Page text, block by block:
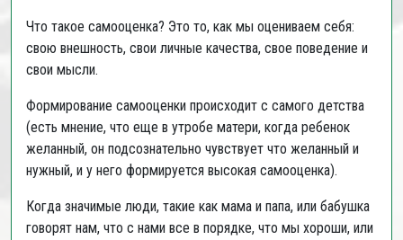
Что такое самооценка? Это то, как мы оцениваем себя:
свою внешность, свои личные качества, свое поведение и
свои мысли.
Формирование самооценки происходит с самого детства
(есть мнение, что еще в утробе матери, когда ребенок
желанный, он подсознательно чувствует что желанный и
нужный, и у него формируется высокая самооценка).
Когда значимые люди, такие как мама и папа, или бабушка
говорят нам, что с нами все в порядке, что мы хороши, или